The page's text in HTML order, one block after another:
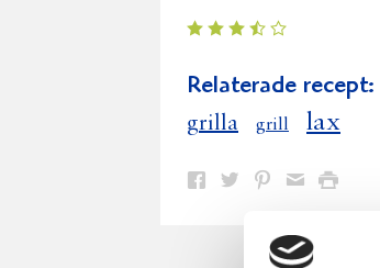
Relaterade recept:
grilla grill lax
Dela
Facebook
Dela
Twitter
Dela
Pinterest
Dela
e-
Skriv